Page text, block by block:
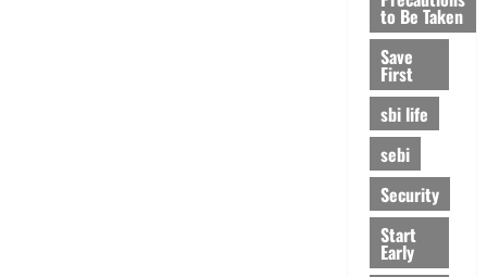
to Be Taken
Save
First
sbi life
sebi
Security
Start
Early